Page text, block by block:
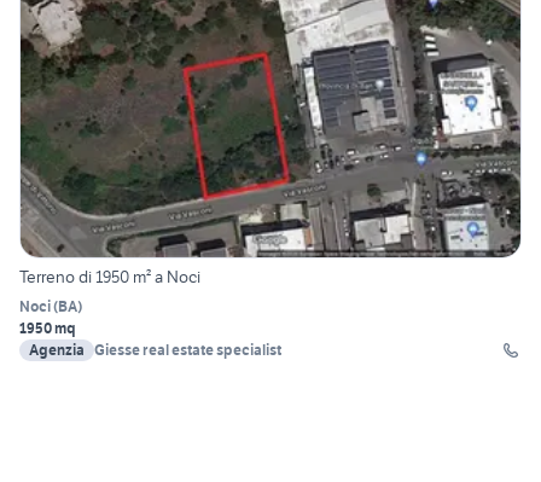
Terreno di 1950 m² a Noci
Noci(BA)
1950 mq
Agenzia Giesse real estate specialist